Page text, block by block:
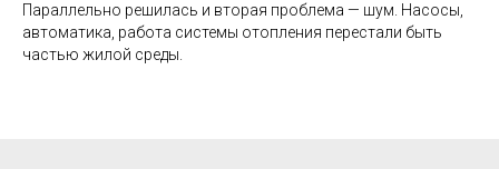
Параллельно решилась и вторая проблема — шум. Насосы,
автоматика, работа системы отопления перестали быть
частью жилой среды.